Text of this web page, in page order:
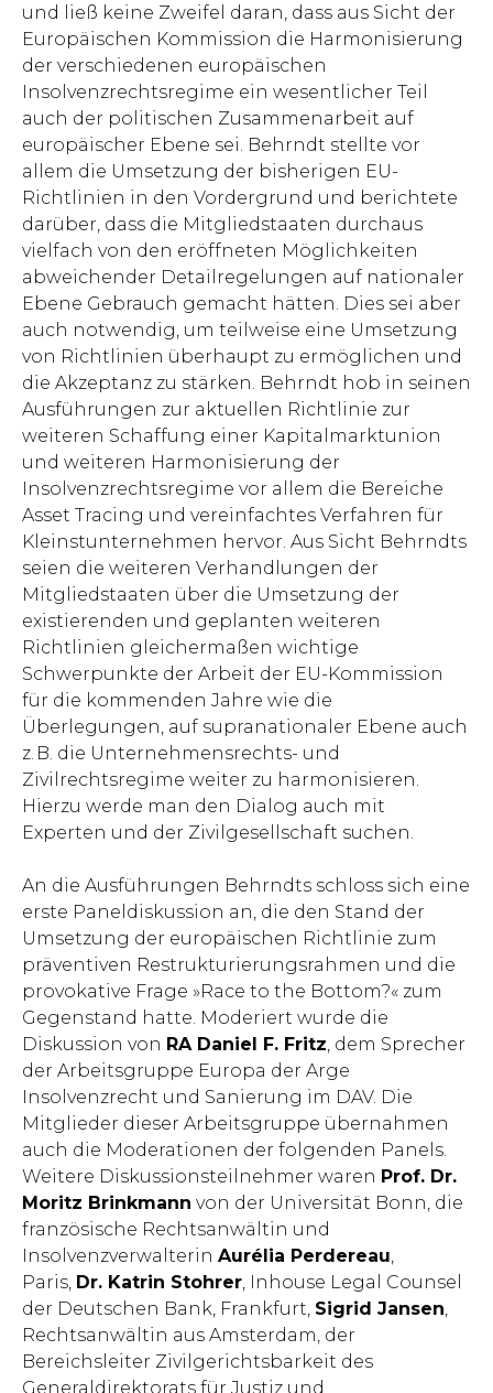
und ließ keine Zweifel daran, dass aus Sicht der
Europäischen Kommission die Harmonisierung
der verschiedenen europäischen
Insolvenzrechtsregime ein wesentlicher Teil
auch der politischen Zusammenarbeit auf
europäischer Ebene sei. Behrndt stellte vor
allem die Umsetzung der bisherigen EU-
Richtlinien in den Vordergrund und berichtete
darüber, dass die Mitgliedstaaten durchaus
vielfach von den eröffneten Möglichkeiten
abweichender Detailregelungen auf nationaler
Ebene Gebrauch gemacht hätten. Dies sei aber
auch notwendig, um teilweise eine Umsetzung
von Richtlinien überhaupt zu ermöglichen und
die Akzeptanz zu stärken. Behrndt hob in seinen
Ausführungen zur aktuellen Richtlinie zur
weiteren Schaffung einer Kapitalmarktunion
und weiteren Harmonisierung der
Insolvenzrechtsregime vor allem die Bereiche
Asset Tracing und vereinfachtes Verfahren für
Kleinstunternehmen hervor. Aus Sicht Behrndts
seien die weiteren Verhandlungen der
Mitgliedstaaten über die Umsetzung der
existierenden und geplanten weiteren
Richtlinien gleichermaßen wichtige
Schwerpunkte der Arbeit der EU-Kommission
für die kommenden Jahre wie die
Überlegungen, auf supranationaler Ebene auch
z. B. die Unternehmensrechts- und
Zivilrechtsregime weiter zu harmonisieren.
Hierzu werde man den Dialog auch mit
Experten und der Zivilgesellschaft suchen.
An die Ausführungen Behrndts schloss sich eine
erste Paneldiskussion an, die den Stand der
Umsetzung der europäischen Richtlinie zum
präventiven Restrukturierungsrahmen und die
provokative Frage »Race to the Bottom?« zum
Gegenstand hatte. Moderiert wurde die
Diskussion von RA Daniel F. Fritz, dem Sprecher
der Arbeitsgruppe Europa der Arge
Insolvenzrecht und Sanierung im DAV. Die
Mitglieder dieser Arbeitsgruppe übernahmen
auch die Moderationen der folgenden Panels.
Weitere Diskussionsteilnehmer waren Prof. Dr.
Moritz Brinkmann von der Universität Bonn, die
französische Rechtsanwältin und
Insolvenzverwalterin Aurélia Perdereau,
Paris, Dr. Katrin Stohrer, Inhouse Legal Counsel
der Deutschen Bank, Frankfurt, Sigrid Jansen,
Rechtsanwältin aus Amsterdam, der
Bereichsleiter Zivilgerichtsbarkeit des
Generaldirektorats für Justiz und